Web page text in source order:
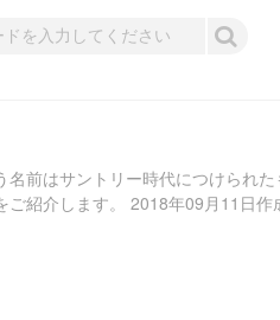
名前はサントリー時代につけられた
ご紹介します。 2018年09月11日作